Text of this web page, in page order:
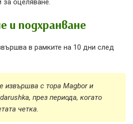
за оцеляване.
и подхранване
в рамките на 10 дни след
извършва с тора Magbor и
през периода, когато
четка.